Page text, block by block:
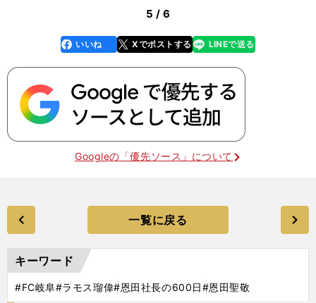
5 / 6
faceboo
k
いいね Xでポストする
line LINEで送る
Googleの「優先ソース」について
一覧に戻る
キーワード
#FC岐阜#ラモス瑠偉#恩田社長の600日#恩田聖敬